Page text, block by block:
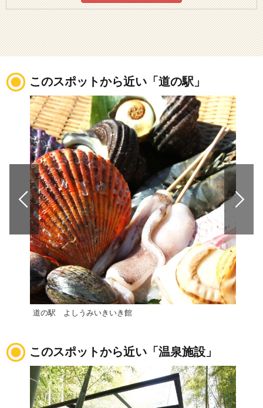
このスポットから近い「道の駅」
道の駅 よしうみいきいき館
このスポットから近い「温泉施設」